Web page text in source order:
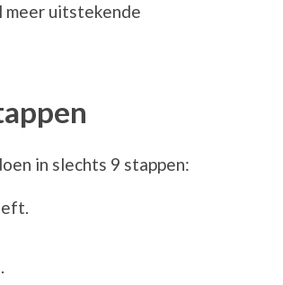
meer uitstekende
in slechts 9 stappen: